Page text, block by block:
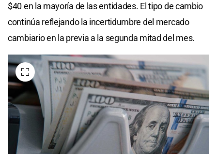
$40 en la mayoría de las entidades. El tipo de cambio
continúa reflejando la incertidumbre del mercado
cambiario en la previa a la segunda mitad del mes.